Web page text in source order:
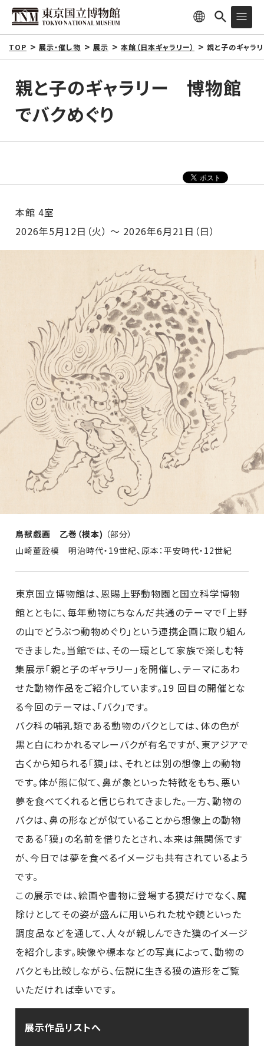
TOP 展示・催し物 展示 本館（日本ギャラリー） 親と子のギャラ
親と子のギャラリー 博物館
でバクめぐり
本館 4室
2026年5月12日（火） ～ 2026年6月21日（日）
鳥獣戯画 乙巻（模本) （部分）
山崎董詮模 明治時代・19世紀、原本：平安時代・12世紀
東京国立博物館は、恩賜上野動物園と国立科学博物
館とともに、毎年動物にちなんだ共通のテーマで「上野
の山でどうぶつ動物めぐり」という連携企画に取り組ん
できました。当館では、その一環として家族で楽しむ特
集展示「親と子のギャラリー」を開催し、テーマにあわ
せた動物作品をご紹介しています。19 回目の開催とな
る今回のテーマは、「バク」です。
バク科の哺乳類である動物のバクとしては、体の色が
黒と白にわかれるマレーバクが有名ですが、東アジアで
古くから知られる「獏」は、それとは別の想像上の動物
です。体が熊に似て、鼻が象といった特徴をもち、悪い
夢を食べてくれると信じられてきました。一方、動物の
バクは、鼻の形などが似ていることから想像上の動物
である「獏」の名前を借りたとされ、本来は無関係です
が、今日では夢を食べるイメージも共有されているよう
です。
この展示では、絵画や書物に登場する獏だけでなく、魔
除けとしてその姿が盛んに用いられた枕や鏡といった
調度品などを通して、人々が親しんできた獏のイメージ
を紹介します。映像や標本などの写真によって、動物の
バクとも比較しながら、伝説に生きる獏の造形をご覧
いただければ幸いです。
展示作品リストへ